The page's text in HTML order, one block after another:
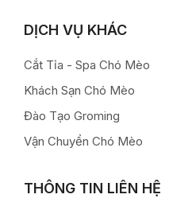
DỊCH VỤ KHÁC
Cắt Tỉa - Spa Chó Mèo
Khách Sạn Chó Mèo
Đào Tạo Groming
Vận Chuyển Chó Mèo
THÔNG TIN LIÊN HỆ